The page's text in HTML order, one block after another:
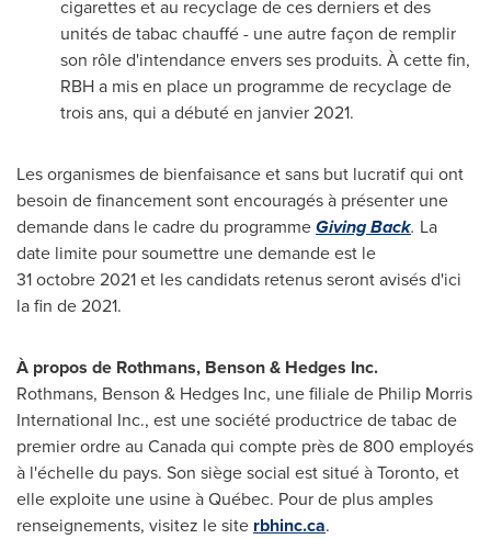
cigarettes et au recyclage de ces derniers et des
unités de tabac chauffé - une autre façon de remplir
son rôle d'intendance envers ses produits. À cette fin,
RBH a mis en place un programme de recyclage de
trois ans, qui a débuté en janvier 2021.
Les organismes de bienfaisance et sans but lucratif qui ont
besoin de financement sont encouragés à présenter une
demande dans le cadre du programmeGiving Back. La
date limite pour soumettre une demande est le
31 octobre 2021 et les candidats retenus seront avisés d'ici
la fin de 2021.
À propos de Rothmans, Benson & Hedges Inc.
Rothmans, Benson & Hedges Inc, une filiale de Philip Morris
International Inc., est une société productrice de tabac de
premier ordre au Canadaqui compte près de 800 employés
à l'échelle du pays. Son siège social est situé àToronto, et
elle exploite une usine à Québec. Pour de plus amples
renseignements, visitez le site rbhinc.ca.